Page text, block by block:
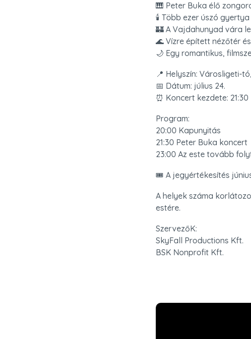
🎹 Peter Buka élő
🕯️ Több ezer úszó
🏰 A Vajdahunyad vára
🌊 Vízre épített nézőtér
🌙 Egy romantikus,
📍 Helyszín: Városligeti-
📅 Dátum: július 24.
⏰ Koncert kezdete: 21:30
Program:
20:00 Kapunyitás
21:30 Peter Buka koncert
23:00 Az este tovább
🎟️ A jegyértékesítés
A helyek száma
estére.
SzervezőK:
SkyFall Productions Kft.
BSK Nonprofit Kft.